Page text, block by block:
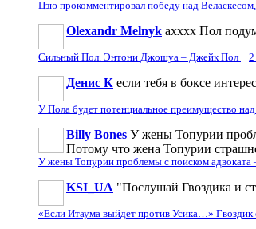
Цзю прокомментировал победу над
Olexandr Melnyk ахххх Пол
Сильный Пол. Энтони Джошуа – Джейк Пол · 2
Денис К если тебя в боксе
У Пола будет потенциальное преимущество
Billy Bones У жены Топурии
Потому что жена Топурии
У жены Топурии проблемы с поиском
KSI_UA "Послушай Гвоздика и
«Если Итаума выйдет против Усика…»